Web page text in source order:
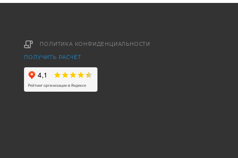
ПОЛИТИКА КОНФИДЕНЦИАЛЬНОСТИ
ПОЛУЧИТЬ РАСЧЁТ